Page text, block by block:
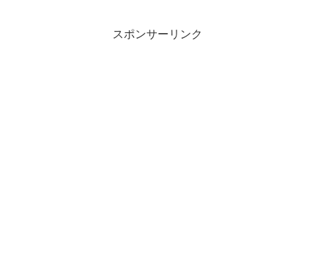
スポンサーリンク